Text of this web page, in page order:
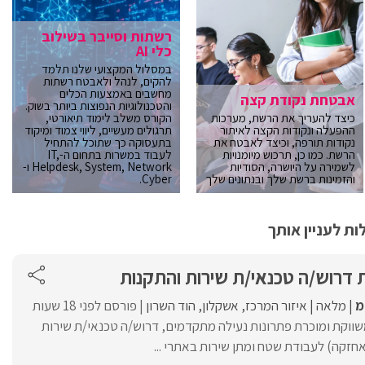
אבטחת נקודת קצה
כיצד להעריך את הרשת, מערכות
ההפעלה ונקודות הקצה לאיתור
נקודות תורפה, וכיצד לאבטח את
הרשת. כמו כן, תרכוש מיומנויות
לשמירה על היושרה, הסודיות
והזמינות ברשת שלך ובנתונים שלך
רשתות וסייבר בשילוב
כלי AI
במסלול המקצועי שלנו תלמד
להקים, לנהל ולאבטח רשתות
מחשבים באמצעות הכלים
והטכנולוגיות הנפוצות ביותר בשוק.
הקורס משלב לימוד תיאורטי,
תרגולים מעשיים, ליווי צמוד ומיקוד
בתעסוקה כך שתוכל להתחיל
לעבוד במשרות בתחום ה-IT,
Helpdesk, System, Network ו-
Cyber.
לעניין אותך
דרוש/ה טכנאי/ת שירות והתקנות
מלאה איזור המרכז אשקלון הוד השרון פורסם לפני 18 שעות
ומוכרת פתרונות נעילה מתקדמים, דרוש/ה טכנאי/ת שירות
לעבודת שטח ומתן שירות באתרי ...